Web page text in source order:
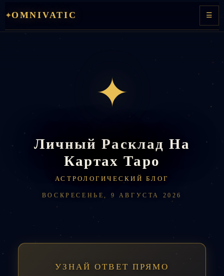
содержимому
✦OMNIVATIC ☰
✦
Личный Расклад На
Картах Таро
АСТРОЛОГИЧЕСКИЙ БЛОГ
ВОСКРЕСЕНЬЕ, 9 АВГУСТА 2026
УЗНАЙ ОТВЕТ ПРЯМО